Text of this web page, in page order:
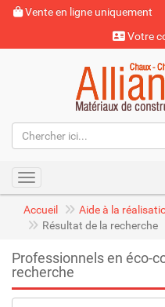
Vente en ligne uniquement
Votre
Toggle navigation
Accueil Aide à la
Résultat de la recherche
Professionnels en éco-
recherche